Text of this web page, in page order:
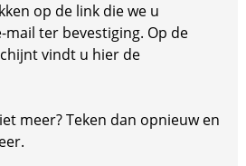
op de link die we u
ter bevestiging. Op de
vindt u hier de
meer? Teken dan opnieuw en